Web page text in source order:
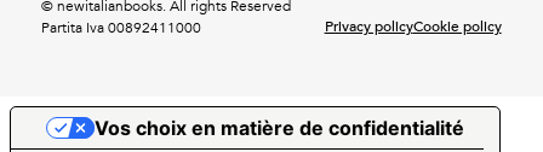
© newitalianbooks. All rights Reserved
Partita Iva 00892411000
Privacy policyCookie policy
Vos choix en matière de confidentialité